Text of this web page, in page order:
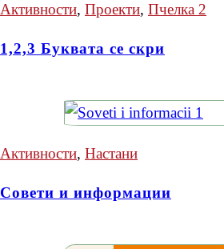
Активности, Проекти, Пчелка 2
1,2,3 Буквата се скри
Активности, Настани
Совети и информации